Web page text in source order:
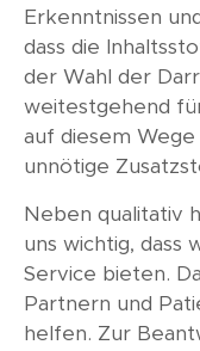
Erkenntnissen
dass die
der Wahl der
weitestgehend
auf diesem
unnötige
Neben qualitativ
uns wichtig, dass
Service bieten.
Partnern und
helfen. Zur